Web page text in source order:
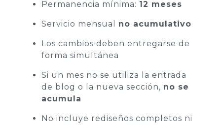
Permanencia mínima: 12 meses
Servicio mensual no acumulativo
Los cambios deben entregarse de
forma simultánea
Si un mes no se utiliza la entrada
de blog o la nueva sección, no se
acumula
No incluye rediseños completos ni